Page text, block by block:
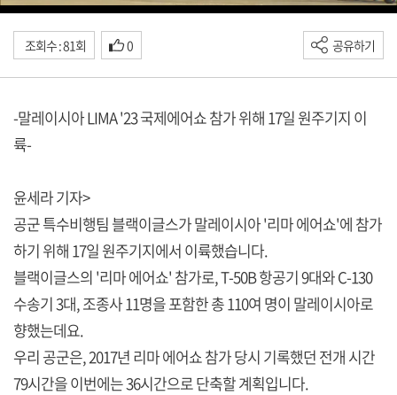
조회수 : 81회 0 공유하기
-말레이시아 LIMA '23 국제에어쇼 참가 위해 17일 원주기지 이
륙-
윤세라 기자>
공군 특수비행팀 블랙이글스가 말레이시아 '리마 에어쇼'에 참가
하기 위해 17일 원주기지에서 이륙했습니다.
블랙이글스의 '리마 에어쇼' 참가로, T-50B 항공기 9대와 C-130
수송기 3대, 조종사 11명을 포함한 총 110여 명이 말레이시아로
향했는데요.
우리 공군은, 2017년 리마 에어쇼 참가 당시 기록했던 전개 시간
79시간을 이번에는 36시간으로 단축할 계획입니다.